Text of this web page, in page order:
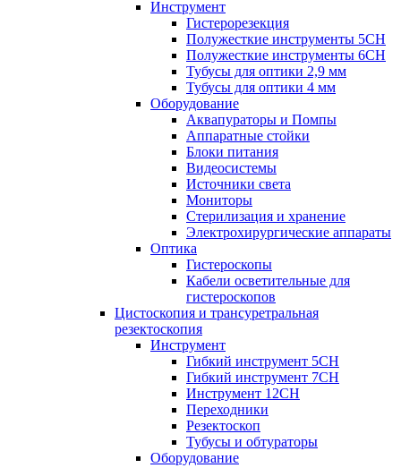
Инструмент
Гистерорезекция
Полужесткие инструменты 5CH
Полужесткие инструменты 6CH
Тубусы для оптики 2,9 мм
Тубусы для оптики 4 мм
Оборудование
Аквапураторы и Помпы
Аппаратные стойки
Блоки питания
Видеосистемы
Источники света
Мониторы
Стерилизация и хранение
Электрохирургические аппараты
Оптика
Гистероскопы
Кабели осветительные для
гистероскопов
Цистоскопия и трансуретральная
резектоскопия
Инструмент
Гибкий инструмент 5CH
Гибкий инструмент 7CH
Инструмент 12CH
Переходники
Резектоскоп
Тубусы и обтураторы
Оборудование